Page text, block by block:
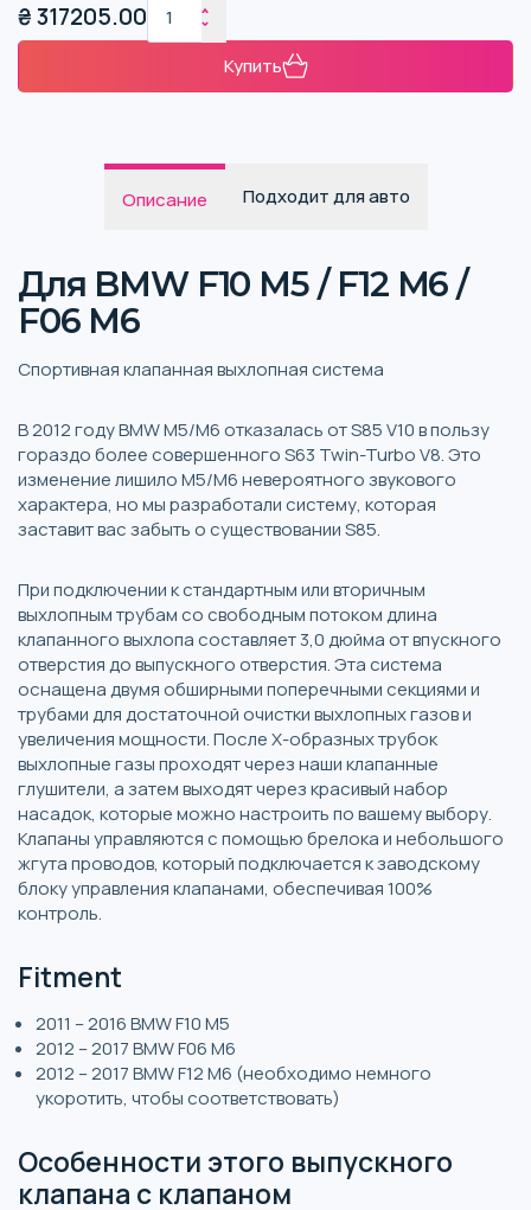
₴317205.00
Купить
Описание Подходит для авто
Для BMW F10 M5 / F12 M6 /
F06 M6
Спортивная клапанная выхлопная система
В 2012 году BMW M5/M6 отказалась от S85 V10 в пользу
гораздо более совершенного S63 Twin-Turbo V8. Это
изменение лишило M5/M6 невероятного звукового
характера, но мы разработали систему, которая
заставит вас забыть о существовании S85.
При подключении к стандартным или вторичным
выхлопным трубам со свободным потоком длина
клапанного выхлопа составляет 3,0 дюйма от впускного
отверстия до выпускного отверстия. Эта система
оснащена двумя обширными поперечными секциями и
трубами для достаточной очистки выхлопных газов и
увеличения мощности. После X-образных трубок
выхлопные газы проходят через наши клапанные
глушители, а затем выходят через красивый набор
насадок, которые можно настроить по вашему выбору.
Клапаны управляются с помощью брелока и небольшого
жгута проводов, который подключается к заводскому
блоку управления клапанами, обеспечивая 100%
контроль.
Fitment
2011 – 2016 BMW F10 M5
2012 – 2017 BMW F06 M6
2012 – 2017 BMW F12 M6 (необходимо немного
укоротить, чтобы соответствовать)
Особенности этого выпускного
клапана с клапаном